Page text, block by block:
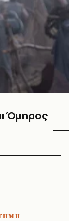
Όμηρος